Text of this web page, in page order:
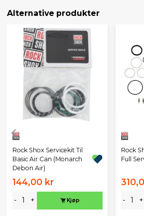
Alternative produkter
Rock Shox Servicekit Til
Basic Air Can (Monarch
Debon Air)
144,00 kr
- + Kjøp
Rock
Full
- +